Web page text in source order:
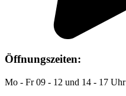
Öffnungszeiten:
Mo - Fr 09 - 12 und 14 - 17 Uhr